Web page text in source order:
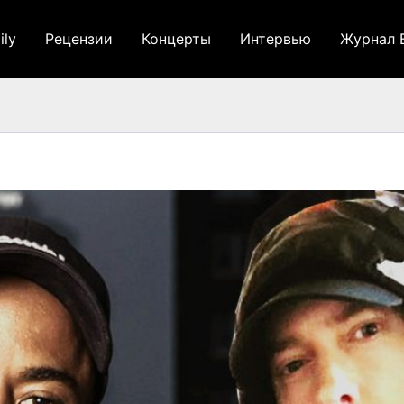
Рецензии Концерты Интервью Журнал